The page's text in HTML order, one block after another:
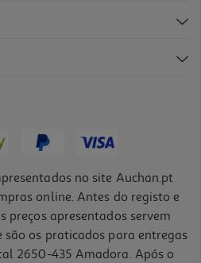
no site Auchan.pt
online. Antes do registo e
preços apresentados servem
são os praticados para entregas
2650-435 Amadora. Após o